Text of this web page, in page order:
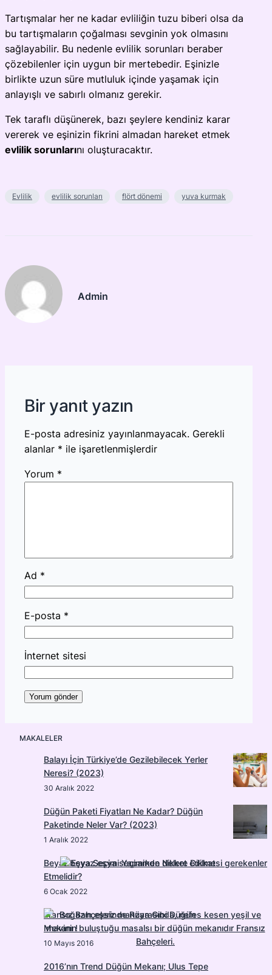
Tartışmalar her ne kadar evliliğin tuzu biberi olsa da
bu tartışmaların çoğalması sevginin yok olmasını
sağlayabilir. Bu nedenle evlilik sorunları beraber
çözebilenler için uygun bir mertebedir. Eşinizle
birlikte uzun süre mutluluk içinde yaşamak için
anlayışlı ve sabırlı olmanız gerekir.
Tek taraflı düşünerek, bazı şeylere kendiniz karar
vererek ve eşinizin fikrini almadan hareket etmek
evlilik sorunlarını oluşturacaktır.
Evlilik evlilik sorunları flört dönemi yuva kurmak
Admin
Bir yanıt yazın
E-posta adresiniz yayınlanmayacak. Gerekli
alanlar * ile işaretlenmişlerdir
Yorum *
Ad *
E-posta *
İnternet sitesi
MAKALELER
Balayı İçin Türkiye’de Gezilebilecek Yerler
Neresi? (2023)
30 Aralık 2022
Düğün Paketi Fiyatları Ne Kadar? Düğün
Paketinde Neler Var? (2023)
1 Aralık 2022
Beyaz Eşya Seçimi Yaparken Nelere Dikkat
Etmelidir?
6 Ocak 2022
Fransız Bahçelerinde Rüya Gibi Düğün
Mekanı !
10 Mayıs 2016
2016’nın Trend Düğün Mekanı; Ulus Tepe